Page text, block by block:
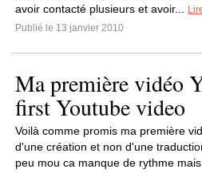
avoir contacté plusieurs et avoir...
Publié le 13 janvier 2010
Ma première vidéo
first Youtube video
Voilà comme promis ma première
d'une création et non d'une
peu mou ca manque de rythme